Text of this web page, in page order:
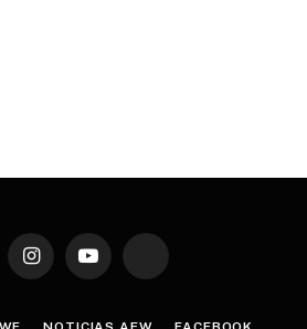
InstagramYouTube TikTok